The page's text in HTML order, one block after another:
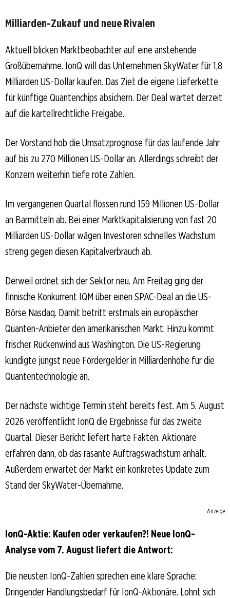
Milliarden-Zukauf und neue Rivalen
Aktuell blicken Marktbeobachter auf eine anstehende
Großübernahme. IonQ will das Unternehmen SkyWater für 1,8
Milliarden US-Dollar kaufen. Das Ziel: die eigene Lieferkette
für künftige Quantenchips absichern. Der Deal wartet derzeit
auf die kartellrechtliche Freigabe.
Der Vorstand hob die Umsatzprognose für das laufende Jahr
auf bis zu 270 Millionen US-Dollar an. Allerdings schreibt der
Konzern weiterhin tiefe rote Zahlen.
Im vergangenen Quartal flossen rund 159 Millionen US-Dollar
an Barmitteln ab. Bei einer Marktkapitalisierung von fast 20
Milliarden US-Dollar wägen Investoren schnelles Wachstum
streng gegen diesen Kapitalverbrauch ab.
Derweil ordnet sich der Sektor neu. Am Freitag ging der
finnische Konkurrent IQM über einen SPAC-Deal an die US-
Börse Nasdaq. Damit betritt erstmals ein europäischer
Quanten-Anbieter den amerikanischen Markt. Hinzu kommt
frischer Rückenwind aus Washington. Die US-Regierung
kündigte jüngst neue Fördergelder in Milliardenhöhe für die
Quantentechnologie an.
Der nächste wichtige Termin steht bereits fest. Am 5. August
2026 veröffentlicht IonQ die Ergebnisse für das zweite
Quartal. Dieser Bericht liefert harte Fakten. Aktionäre
erfahren dann, ob das rasante Auftragswachstum anhält.
Außerdem erwartet der Markt ein konkretes Update zum
Stand der SkyWater-Übernahme.
Anzeige
IonQ-Aktie: Kaufen oder verkaufen?! Neue IonQ-
Analyse vom 7. August liefert die Antwort:
Die neusten IonQ-Zahlen sprechen eine klare Sprache:
Dringender Handlungsbedarf für IonQ-Aktionäre. Lohnt sich